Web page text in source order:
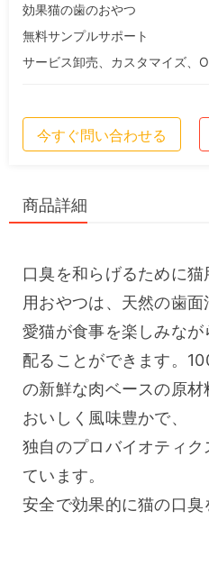
効果猫の歯のおやつ
無料サンプルサポート
サービス卸売、カスタマイズ、
今すぐ問い合わせる
商品詳細
口臭を和らげるために
用おやつは、天然の歯面
愛猫が食事を楽しみな
配ることができます。
の新鮮な肉ベースの原材
おいしく風味豊かで、
独自のプロバイオティク
ています。
安全で効果的に猫の口臭